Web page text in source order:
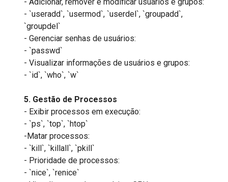
- `useradd`, `usermod`, `userdel`, `groupadd`,
`groupdel`
- Gerenciar senhas de usuários:
- `passwd`
- Visualizar informações de usuários e grupos:
- `id`, `who`, `w`
5. Gestão de Processos
- Exibir processos em execução:
- `ps`, `top`, `htop`
-Matar processos:
- `kill`, `killall`, `pkill`
- Prioridade de processos:
- `nice`, `renice`